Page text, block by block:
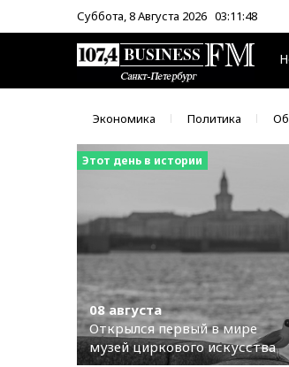
Суббота, 8 Августа 2026 03:11:49
Экономика Политика
Этот день в истории
08 августа
Открылся первый в мире
музей циркового искусства